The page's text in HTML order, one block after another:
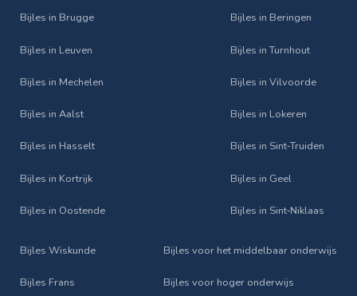
Bijles in Brugge
Bijles in Leuven
Bijles in Mechelen
Bijles in Aalst
Bijles in Hasselt
Bijles in Kortrijk
Bijles in Oostende
Bijles in Beringen
Bijles in Turnhout
Bijles in Vilvoorde
Bijles in Lokeren
Bijles in Sint‑Truiden
Bijles in Geel
Bijles in Sint‑Niklaas
Bijles Wiskunde
Bijles Frans
Bijles voor het middelbaar onderwijs
Bijles voor hoger onderwijs